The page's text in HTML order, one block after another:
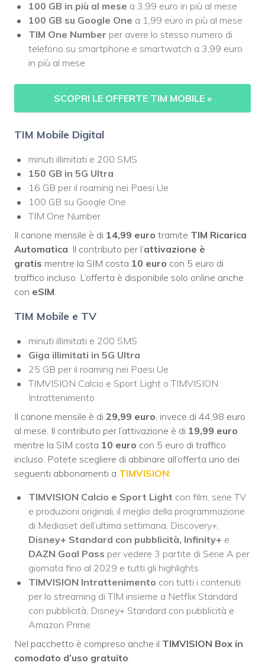
100 GB in più al mese a 3,99 euro in più al mese
100 GB su Google One a 1,99 euro in più al mese
TIM One Number per avere lo stesso numero di
telefono su smartphone e smartwatch a 3,99 euro
in più al mese
SCOPRI LE OFFERTE TIM MOBILE »
TIM Mobile Digital
minuti illimitati e 200 SMS
150 GB in 5G Ultra
16 GB per il roaming nei Paesi Ue
100 GB su Google One
TIM One Number
Il canone mensile è di 14,99 euro tramite TIM Ricarica
Automatica. Il contributo per l’attivazione è
gratis mentre la SIM costa 10 euro con 5 euro di
traffico incluso. L’offerta è disponibile solo online anche
con eSIM.
TIM Mobile e TV
minuti illimitati e 200 SMS
Giga illimitati in 5G Ultra
25 GB per il roaming nei Paesi Ue
TIMVISION Calcio e Sport Light o TIMVISION
Intrattenimento
Il canone mensile è di 29,99 euro, invece di 44,98 euro
al mese. Il contributo per l’attivazione è di 19,99 euro
mentre la SIM costa 10 euro con 5 euro di traffico
incluso. Potete scegliere di abbinare all’offerta uno dei
seguenti abbonamenti a TIMVISION:
TIMVISION Calcio e Sport Light con film, serie TV
e produzioni originali, il meglio della programmazione
di Mediaset dell’ultima settimana, Discovery+,
Disney+ Standard con pubblicità, Infinity+ e
DAZN Goal Pass per vedere 3 partite di Serie A per
giornata fino al 2029 e tutti gli highlights
TIMVISION Intrattenimento con tutti i contenuti
per lo streaming di TIM insieme a Netflix Standard
con pubblicità, Disney+ Standard con pubblicità e
Amazon Prime
Nel pacchetto è compreso anche il TIMVISION Box in
comodato d’uso gratuito.